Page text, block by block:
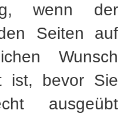
wenn der
Seiten auf
Wunsch
ist, bevor Sie
ausgeübt